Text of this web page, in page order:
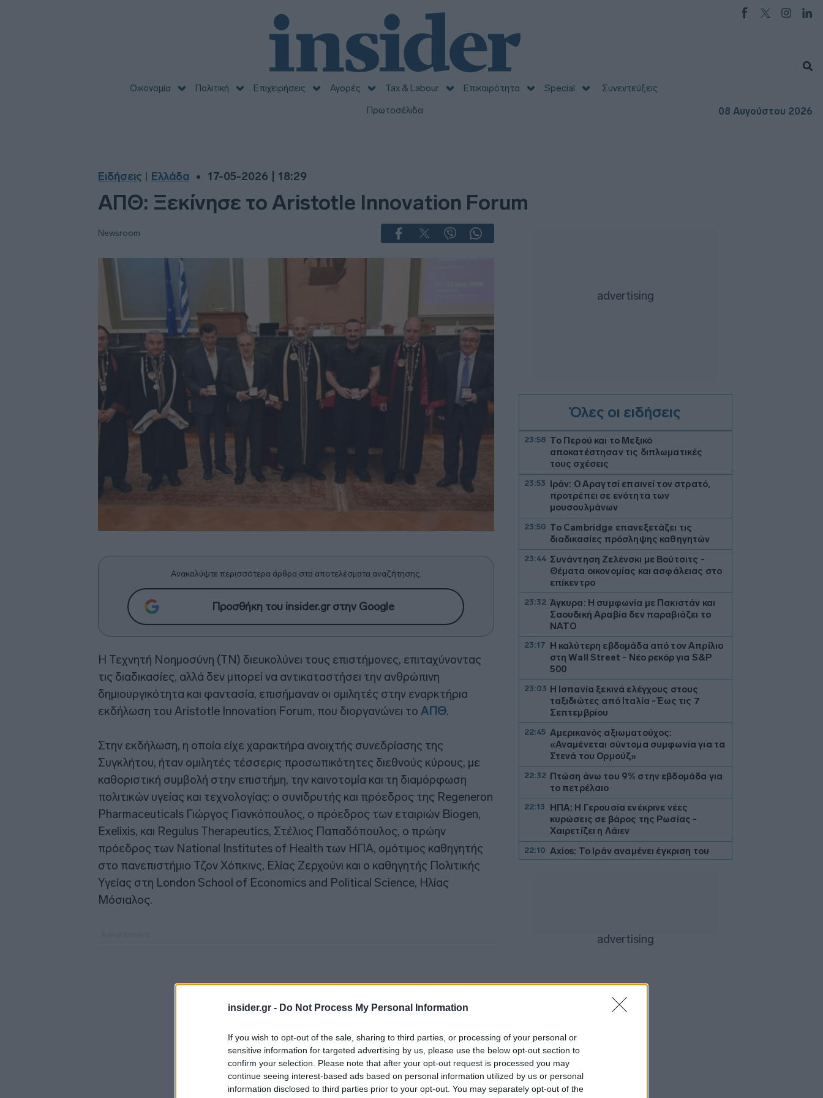
insider.gr - Do Not Process My Personal Information
If you wish to opt-out of the sale, sharing to third parties, or processing of your personal or
sensitive information for targeted advertising by us, please use the below opt-out section to
confirm your selection. Please note that after your opt-out request is processed you may
continue seeing interest-based ads based on personal information utilized by us or personal
information disclosed to third parties prior to your opt-out. You may separately opt-out of the
Οικονομία Πολιτική Επιχειρήσεις Αγορές Tax & Labour Επικαιρότητα Special
Συνεντεύξεις
Πρωτοσέλιδα
08 Αυγούστου 2026
Ειδήσεις Ελλάδα 17-05-2026 | 18:29
ΑΠΘ: Ξεκίνησε το Aristotle Innovation Forum
Newsroom
Ανακαλύψτε περισσότερα άρθρα στα αποτελέσματα αναζήτησης.
Προσθήκη του insider.gr στην Google
Η Τεχνητή Νοημοσύνη (ΤΝ) διευκολύνει τους επιστήμονες, επιταχύνοντας
τις διαδικασίες, αλλά δεν μπορεί να αντικαταστήσει την ανθρώπινη
δημιουργικότητα και φαντασία, επισήμαναν οι ομιλητές στην εναρκτήρια
εκδήλωση του Aristotle Innovation Forum, που διοργανώνει το ΑΠΘ.
Στην εκδήλωση, η οποία είχε χαρακτήρα ανοιχτής συνεδρίασης της
Συγκλήτου, ήταν ομιλητές τέσσερις προσωπικότητες διεθνούς κύρους, με
καθοριστική συμβολή στην επιστήμη, την καινοτομία και τη διαμόρφωση
πολιτικών υγείας και τεχνολογίας: ο συνιδρυτής και πρόεδρος της Regeneron
Pharmaceuticals Γιώργος Γιανκόπουλος, ο πρόεδρος των εταιριών Biogen,
Exelixis, και Regulus Therapeutics, Στέλιος Παπαδόπουλος, ο πρώην
πρόεδρος των National Institutes of Health των ΗΠΑ, ομότιμος καθηγητής
στο πανεπιστήμιο Τζον Χόπκινς, Ελίας Ζερχούνι και ο καθηγητής Πολιτικής
Υγείας στη London School of Economics and Political Science, Ηλίας
Μόσιαλος.
Όλες οι ειδήσεις
23:58 Το Περού και το Μεξικό
αποκατέστησαν τις διπλωματικές
τους σχέσεις
23:53 Ιράν: Ο Αραγτσί επαινεί τον στρατό,
προτρέπει σε ενότητα των
μουσουλμάνων
23:50 Το Cambridge επανεξετάζει τις
διαδικασίες πρόσληψης καθηγητών
23:44 Συνάντηση Ζελένσκι με Βούτσιτς -
Θέματα οικονομίας και ασφάλειας στο
επίκεντρο
23:32 Άγκυρα: Η συμφωνία με Πακιστάν και
Σαουδική Αραβία δεν παραβιάζει το
ΝΑΤΟ
23:17 Η καλύτερη εβδομάδα από τον Απρίλιο
στη Wall Street - Νέο ρεκόρ για S&P
500
23:03 Η Ισπανία ξεκινά ελέγχους στους
ταξιδιώτες από Ιταλία - Έως τις 7
Σεπτεμβρίου
22:45 Αμερικανός αξιωματούχος:
«Αναμένεται σύντομα συμφωνία για τα
Στενά του Ορμούζ»
22:32 Πτώση άνω του 9% στην εβδομάδα για
το πετρέλαιο
22:13
ΗΠΑ: Η Γερουσία ενέκρινε νέες
κυρώσεις σε βάρος της Ρωσίας -
Χαιρετίζει η Λάιεν
22:10 Axios: Το Ιράν αναμένει έγκριση του
Συμβουλίου Ασφαλείας για τη
204,6 εκατ. ευρώ
Σκέρτσος: «Το ΠΑΣΟΚ υποκαθιστά την
οικονομική ανάλυση με πολιτική
21:27
Υπ. Παιδείας: 3,35 εκατ. ευρώ στο
Πανεπιστήμιο Κρήτης για το
στεγαστικό επίδομα των φοιτητών
21:11
Η UEFA συνεχίζει το μποϊκοτάζ του